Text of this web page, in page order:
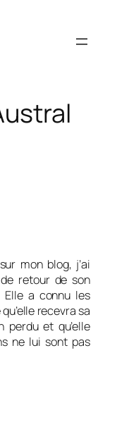
mon blog, j’ai
retour de son
Elle a connu les
recevra sa
perdu et qu’elle
ne lui sont pas